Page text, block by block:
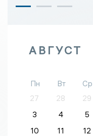
АВГУСТ
Пн Вт Ср
27
28 29
3
4 5
10
11 12